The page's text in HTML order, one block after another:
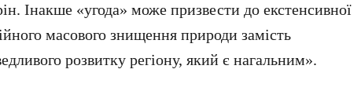
Інакше «угода» може призвести до екстенсивної
масового знищення природи замість
розвитку регіону, який є нагальним».